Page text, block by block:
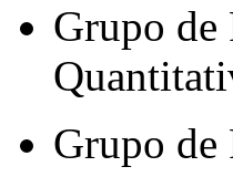
Grupo de
Grupo de